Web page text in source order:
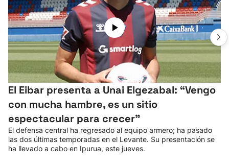
El Eibar presenta a Unai Elgezabal: “Vengo
con mucha hambre, es un sitio
espectacular para crecer”
El defensa central ha regresado al equipo armero; ha pasado
las dos últimas temporadas en el Levante. Su presentación se
ha llevado a cabo en Ipurua, este jueves.